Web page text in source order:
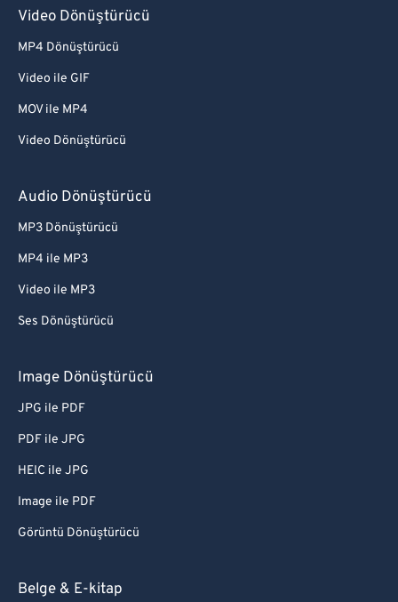
Video Dönüştürücü
MP4 Dönüştürücü
Video ile GIF
MOV ile MP4
Video Dönüştürücü
Audio Dönüştürücü
MP3 Dönüştürücü
MP4 ile MP3
Video ile MP3
Ses Dönüştürücü
Image Dönüştürücü
JPG ile PDF
PDF ile JPG
HEIC ile JPG
Image ile PDF
Görüntü Dönüştürücü
Belge & E-kitap